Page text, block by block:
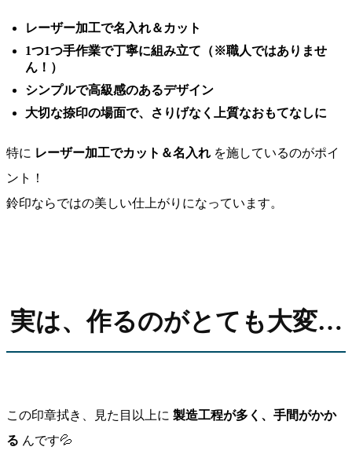
レーザー加工で名入れ＆カット
1つ1つ手作業で丁寧に組み立て（※職人ではありませ
ん！）
シンプルで高級感のあるデザイン
大切な捺印の場面で、さりげなく上質なおもてなしに
特に レーザー加工でカット＆名入れ を施しているのがポイ
ント！
鈴印ならではの美しい仕上がりになっています。
実は、作るのがとても大変…
この印章拭き、見た目以上に 製造工程が多く、手間がかか
る んです💦